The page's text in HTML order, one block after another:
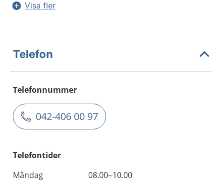
Visa fler
Telefon
Telefonnummer
042-406 00 97
Telefontider
Måndag
08.00–10.00